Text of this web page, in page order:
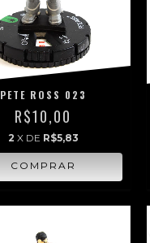
PETE ROSS 023
R$10,00
2 X DE R$5,83